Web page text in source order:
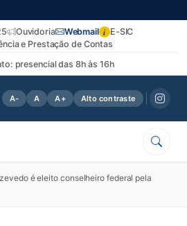
presencial das 8h às 16h
Ouvidoria Webmail i E-SIC
e Prestação de Contas
A- A A+ Alto contraste
é eleito conselheiro federal pela